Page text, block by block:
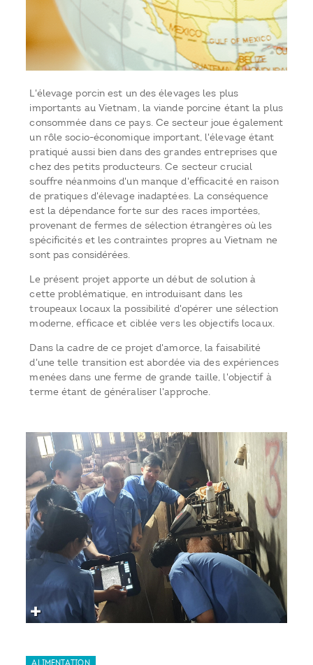
L'élevage porcin est un des élevages les plus
importants au Vietnam, la viande porcine étant la plus
consommée dans ce pays. Ce secteur joue également
un rôle socio-économique important, l'élevage étant
pratiqué aussi bien dans des grandes entreprises que
chez des petits producteurs. Ce secteur crucial
souffre néanmoins d'un manque d'efficacité en raison
de pratiques d'élevage inadaptées. La conséquence
est la dépendance forte sur des races importées,
provenant de fermes de sélection étrangères où les
spécificités et les contraintes propres au Vietnam ne
sont pas considérées.
Le présent projet apporte un début de solution à
cette problématique, en introduisant dans les
troupeaux locaux la possibilité d'opérer une sélection
moderne, efficace et ciblée vers les objectifs locaux.
Dans la cadre de ce projet d'amorce, la faisabilité
d'une telle transition est abordée via des expériences
menées dans une ferme de grande taille, l'objectif à
terme étant de généraliser l'approche.